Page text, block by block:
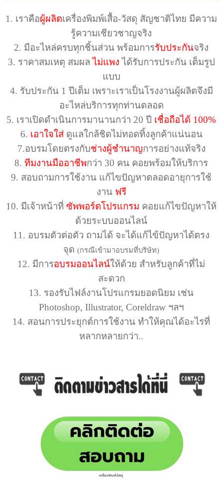
1. เราคือผู้ผลิตเครื่องพิมพ์เสื้อ-วัสดุ สัญชาติไทย มีความ
รู้ความเชียวชาญจริง
2. มีอะไหล่ครบทุกชิ้นส่วน พร้อมการรับประกันจริง
3. ราคาสมเหตุ สมผลไม่แพงได้รับการประกัน เต็มรูป
แบบ
4. รับประกัน 1 ปีเต็ม เพราะเราเป็นโรงงานผู้ผลิตจึงมี
อะไหล่บริการทุกท่านตลอด
5. เราเปิดดำเนินการมานานกว่า 20 ปี เชื่อถือได้ 100%
6. เอาใจใส่ดูแลใกล้ชิดไม่ทอดทิ้งลูกค้าแน่นอน
7.อบรมโดยตรงกับช่างผู้ชำนาญการอย่างแท้จริง
8.ทีมงานมืออาชีพกว่า 30 คน คอยพร้อมให้บริการ
9. สอบถามการใช้งาน แก้ไขปัญหาตลอดอายุการใช้
งาน ฟรี
10. มีเจ้าหน้าที่ซัพพอร์ตโปรแกรม คอยแก้ไขปัญหาให้
ด้วยระบบออนไลน์
11. อบรมตัวต่อตัว ถามได้ จะได้แก้ไข้ปัญหาได้ตรง
จุด(กรณีเข้ามาอบรมที่บริษัท)
12. มีการอบรมออนไลน์ให้ด้วย สำหรับลูกค้าที่ไม่
สะดวก
13. รองรับไฟล์งานโปรแกรมยอดนิยม เช่น
Photoshop,Illustrator, Coreldraw ฯลฯ
14. สอนการประยุกต์การใช้งาน ทำให้คุณได้อะไรที่
หลากหลายกว่า..